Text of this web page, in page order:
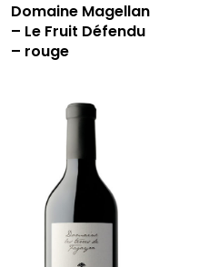
Domaine Magellan
– Le Fruit Défendu
– rouge